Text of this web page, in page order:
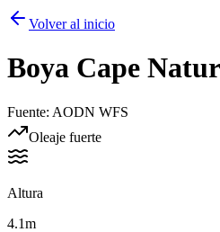
Volver al inicio
Boya Cape
Fuente: AODN WFS
Oleaje fuerte
Altura
4.1m